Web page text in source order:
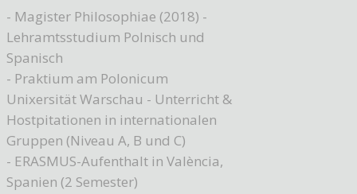
- Magister Philosophiae (2018) -
Lehramtsstudium Polnisch und
Spanisch
- Praktium am Polonicum
Unixersität Warschau - Unterricht &
Hostpitationen in internationalen
Gruppen (Niveau A, B und C)
- ERASMUS-Aufenthalt in València,
Spanien (2 Semester)